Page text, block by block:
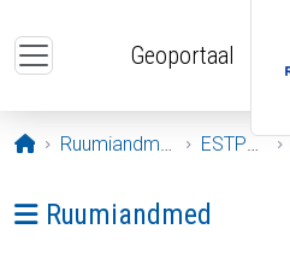
Geoportaal
Avaleht
Ruumiandmed ESTPOS
Ava menüü:
Ruumiandmed